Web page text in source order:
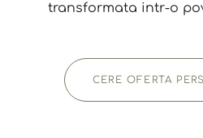
transformata intr-o
CERE OFERTA